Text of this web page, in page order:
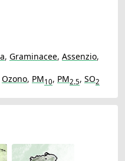
, Graminacee, Assenzio,
Ozono, PM10, PM2.5, SO2